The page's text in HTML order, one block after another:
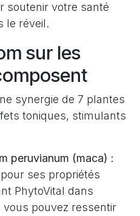
soutenir votre santé
le réveil.
sur les
synergie de 7 plantes
toniques, stimulants
peruvianum (maca) :
ses propriétés
PhytoVital dans
pouvez ressentir